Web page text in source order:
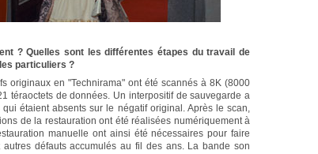
? Quelles sont les différentes étapes du travail de
particuliers ?
originaux en "Technirama" ont été scannés à 8K (8000
téraoctets de données. Un interpositif de sauvegarde a
étaient absents sur le négatif original. Après le scan,
de la restauration ont été réalisées numériquement à
manuelle ont ainsi été nécessaires pour faire
défauts accumulés au fil des ans. La bande son